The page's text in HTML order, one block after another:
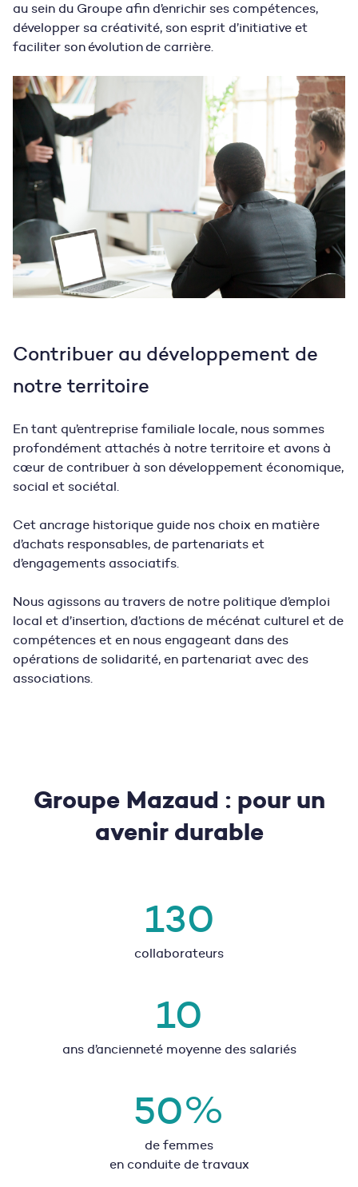
au sein du Groupe afin d’enrichir ses compétences,
développer sa créativité, son esprit d’initiative et
faciliter son évolution de carrière.
Contribuer au développement de
notre territoire
En tant qu’entreprise familiale locale, nous sommes
profondément attachés à notre territoire et avons à
cœur de contribuer à son développement économique,
social et sociétal.
Cet ancrage historique guide nos choix en matière
d’achats responsables, de partenariats et
d’engagements associatifs.
Nous agissons au travers de notre politique d’emploi
local et d’insertion, d’actions de mécénat culturel et de
compétences et en nous engageant dans des
opérations de solidarité, en partenariat avec des
associations.
Groupe Mazaud : pour un
avenir durable
130
collaborateurs
10
ans d’ancienneté moyenne des salariés
50%
de femmes
en conduite de travaux